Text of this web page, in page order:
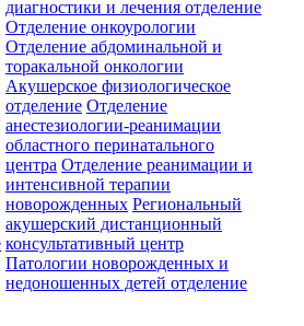
диагностики и лечения отделение
Отделение онкоурологии
Отделение абдоминальной и
торакальной онкологии
Акушерское физиологическое
отделение Отделение
анестезиологии-реанимации
областного перинатального
центра Отделение реанимации и
интенсивной терапии
новорожденных Региональный
акушерский дистанционный
консультативный центр
Патологии новорожденных и
недоношенных детей отделение